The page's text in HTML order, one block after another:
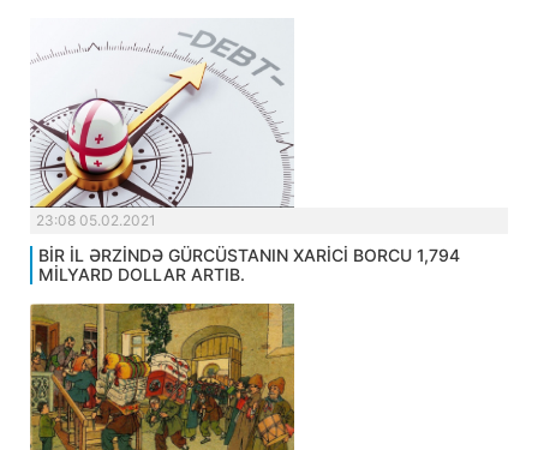
23:08 05.02.2021
BİR İL ƏRZİNDƏ GÜRCÜSTANIN XARİCİ BORCU 1,794
MİLYARD DOLLAR ARTIB.